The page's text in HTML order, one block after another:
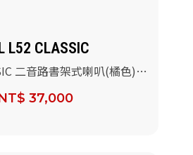
L52 CLASSIC
二音路書架式喇叭(橘色)/
37,000